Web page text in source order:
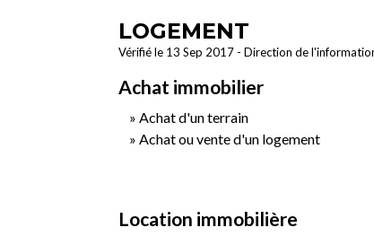
LOGEMENT
Vérifié le 13 Sep 2017 - Direction de
Achat immobilier
Achat d'un terrain
Achat ou vente d'un logement
Location immobilière